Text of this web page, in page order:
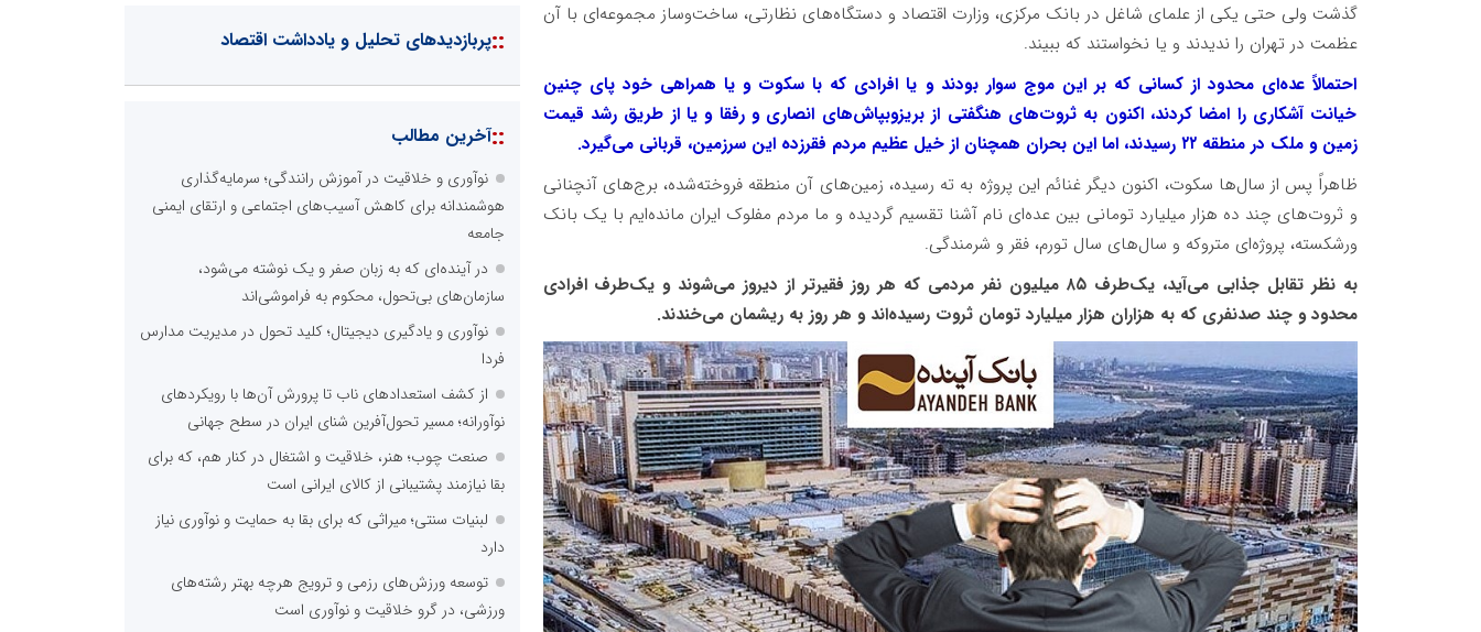
گذشت ولی حتی یکی از علمای شاغل در بانک مرکزی، وزارت اقتصاد و دستگاه‌های نظارتی، ساخت‌وساز مجموعه‌ای با آن
عظمت در تهران را ندیدند و یا نخواستند که ببیند.
احتمالاً عده‌ای محدود از کسانی که بر این موج‌ سوار بودند و یا افرادی که با سکوت و یا همراهی خود پای چنین
خیانت آشکاری را امضا کردند، اکنون به ثروت‌های هنگفتی از بریزوبپاش‌های انصاری و رفقا و یا از طریق رشد قیمت
زمین و ملک در منطقه ۲۲ رسیدند، اما این بحران همچنان از خیل عظیم مردم فقرزده این سرزمین، قربانی می‌گیرد.
ظاهراً پس از سال‌ها سکوت، اکنون دیگر غنائم این پروژه به ته رسیده، زمین‌های آن منطقه فروخته‌شده، برج‌های آنچنانی
و ثروت‌های چند ده هزار میلیارد تومانی بین عده‌ای نام آشنا تقسیم گردیده و ما مردم مفلوک ایران مانده‌ایم با یک بانک
ورشکسته، پروژه‌ای متروکه و سال‌های سال تورم، فقر و شرمندگی.
به نظر تقابل جذابی می‌آید، یک‌طرف ۸۵ میلیون نفر مردمی که هر روز فقیرتر از دیروز می‌شوند و یک‌طرف افرادی
محدود و چند صدنفری که به هزاران هزار میلیارد تومان ثروت رسیده‌اند و هر روز به ریشمان می‌خندند.
::پربازدیدهای تحلیل و یادداشت اقتصاد
::آخرین مطالب
نوآوری و خلاقیت در آموزش رانندگی؛ سرمایه‌گذاری
هوشمندانه برای کاهش آسیب‌های اجتماعی و ارتقای ایمنی
جامعه
در آینده‌ای که به زبان صفر و یک نوشته می‌شود،
سازمان‌های بی‌تحول، محکوم به فراموشی‌اند
نوآوری و یادگیری دیجیتال؛ کلید تحول در مدیریت مدارس
فردا
از کشف استعدادهای ناب تا پرورش آن‌ها با رویکردهای
نوآورانه؛ مسیر تحول‌آفرین شنای ایران در سطح جهانی
صنعت چوب؛ هنر، خلاقیت و اشتغال در کنار هم، که برای
بقا نیازمند پشتیبانی از کالای ایرانی است
لبنیات سنتی؛ میراثی که برای بقا به حمایت و نوآوری نیاز
دارد
توسعه ورزش‌های رزمی و ترویج هرچه بهتر رشته‌های
ورزشی، در گرو خلاقیت و نوآوری است